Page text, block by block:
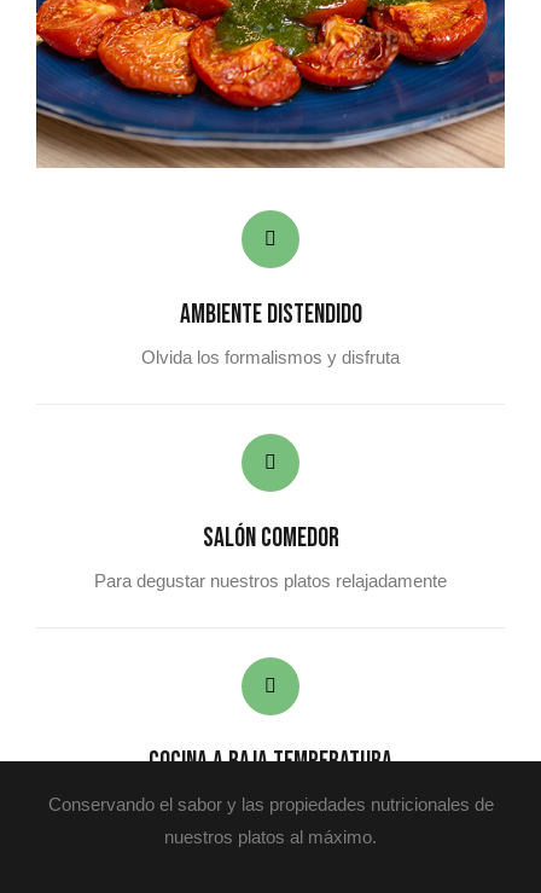
Ambiente distendido
Olvida los formalismos y disfruta
Salón comedor
Para degustar nuestros platos relajadamente
Cocina a baja temperatura
Conservando el sabor y las propiedades nutricionales de
nuestros platos al máximo.